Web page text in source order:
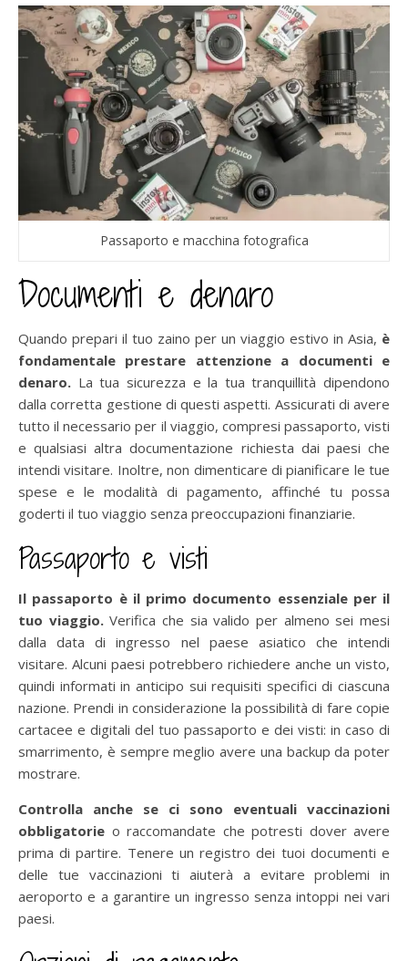
Passaporto e macchina fotografica
Documenti e denaro
Quando prepari il tuo zaino per un viaggio estivo in Asia, è
fondamentale prestare attenzione a documenti e
denaro. La tua sicurezza e la tua tranquillità dipendono
dalla corretta gestione di questi aspetti. Assicurati di avere
tutto il necessario per il viaggio, compresi passaporto, visti
e qualsiasi altra documentazione richiesta dai paesi che
intendi visitare. Inoltre, non dimenticare di pianificare le tue
spese e le modalità di pagamento, affinché tu possa
goderti il tuo viaggio senza preoccupazioni finanziarie.
Passaporto e visti
Il passaporto è il primo documento essenziale per il
tuo viaggio.Verifica che sia valido per almeno sei mesi
dalla data di ingresso nel paese asiatico che intendi
visitare. Alcuni paesi potrebbero richiedere anche un visto,
quindi informati in anticipo sui requisiti specifici di ciascuna
nazione. Prendi in considerazione la possibilità di fare copie
cartacee e digitali del tuo passaporto e dei visti: in caso di
smarrimento, è sempre meglio avere una backup da poter
mostrare.
Controlla anche se ci sono eventuali vaccinazioni
obbligatorie o raccomandate che potresti dover avere
prima di partire. Tenere un registro dei tuoi documenti e
delle tue vaccinazioni ti aiuterà a evitare problemi in
aeroporto e a garantire un ingresso senza intoppi nei vari
paesi.